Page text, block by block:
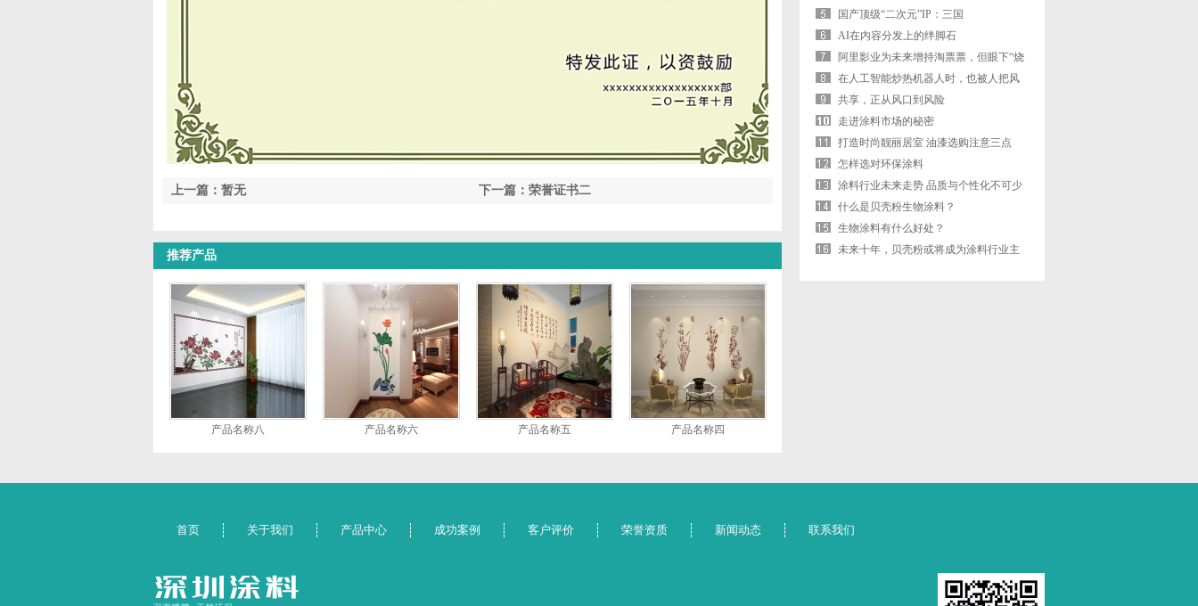
下一篇：荣誉证书二
上一篇：暂无
推荐产品
产品名称八 产品名称六 产品名称五 产品名称四
国产顶级“二次元”IP：三国
AI在内容分发上的绊脚石
阿里影业为未来增持淘票票，但眼下“烧
钱”
在人工智能炒热机器人时，也被人把风
带进了
共享，正从风口到风险
走进涂料市场的秘密
打造时尚靓丽居室 油漆选购注意三点
怎样选对环保涂料
涂料行业未来走势 品质与个性化不可少
什么是贝壳粉生物涂料？
生物涂料有什么好处？
未来十年，贝壳粉或将成为涂料行业主
首页 关于我们 产品中心 成功案例 客户评价 荣誉资质 新闻动态 联系我们